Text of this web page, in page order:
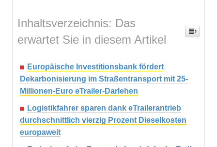
Inhaltsverzeichnis: Das
erwartet Sie in diesem Artikel
Europäische Investitionsbank fördert
Dekarbonisierung im Straßentransport mit 25-
Millionen-Euro eTrailer-Darlehen
Logistikfahrer sparen dank eTrailerantrieb
durchschnittlich vierzig Prozent Dieselkosten
europaweit